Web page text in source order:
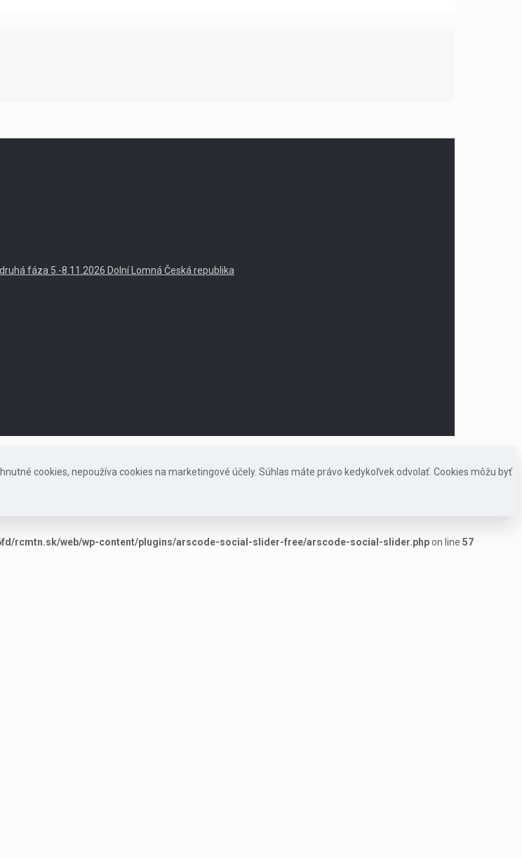
fáza 5.-8.11.2026 Dolní Lomná Česká republika
cookies, nepoužíva cookies na marketingové účely. Súhlas máte právo kedykoľvek odvolať. Cookies môžu byť
rcmtn.sk/web/wp-content/plugins/arscode-social-slider-free/arscode-social-slider.phpon line 57